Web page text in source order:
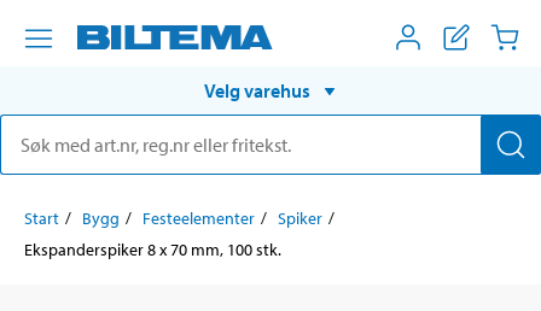
Velg varehus
Start Bygg Festeelementer
Spiker
Ekspanderspiker 8 x 70 mm, 100 stk.